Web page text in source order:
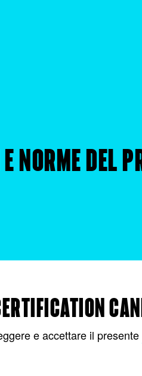
NORME DEL
e accettare il presente